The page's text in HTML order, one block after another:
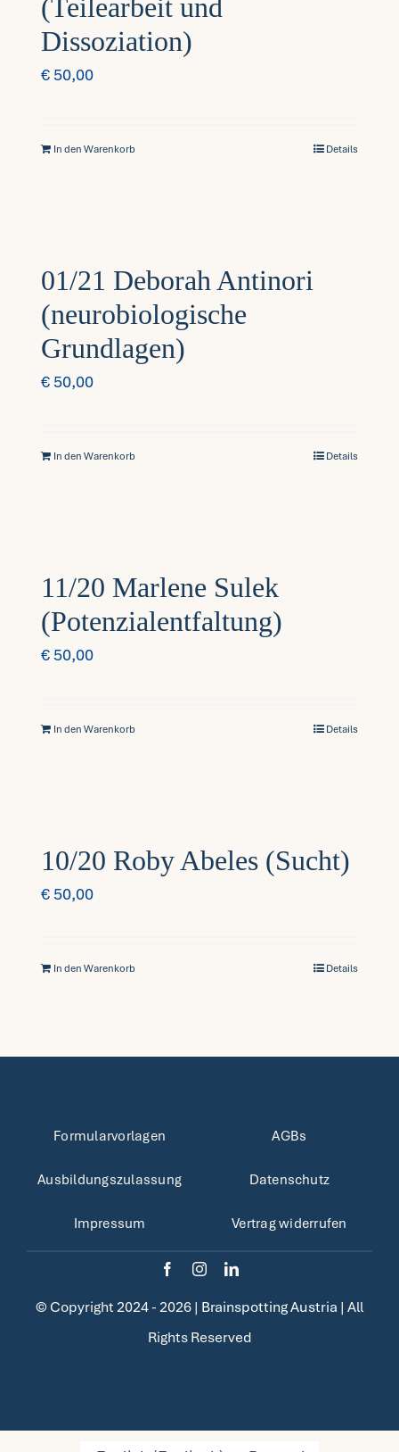
(Teilearbeit und
Dissoziation)
€ 50,00
In den Warenkorb Details
01/21 Deborah Antinori
(neurobiologische
Grundlagen)
€ 50,00
In den Warenkorb Details
11/20 Marlene Sulek
(Potenzialentfaltung)
€ 50,00
In den Warenkorb Details
10/20 Roby Abeles (Sucht)
€ 50,00
In den Warenkorb Details
Formularvorlagen
Ausbildungszulassung
Impressum
AGBs
Datenschutz
Vertrag widerrufen
© Copyright 2024 - 2026 | Brainspotting Austria | All
Rights Reserved